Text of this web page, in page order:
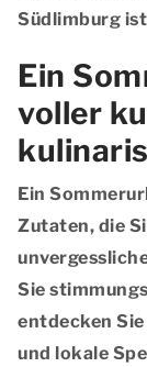
Südlimburg
Ein
voller
Ein
Zutaten, die
Sie
entdecken
und lokale